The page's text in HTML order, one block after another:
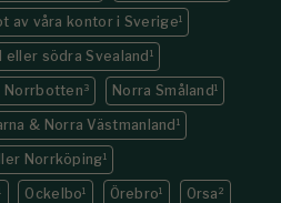
av våra kontor i Sverige1
eller södra Svealand 1
Norrbotten 3 Norra Småland1
& Norra Västmanland 1
Norrköping1
Ockelbo1 Örebro1 Orsa 2